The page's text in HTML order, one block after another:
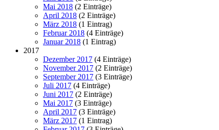
Mai 2018 (2 Einträge)
April 2018 (2 Einträge)
März 2018 (1 Eintrag)
Februar 2018 (4 Einträge)
Januar 2018 (1 Eintrag)
2017
Dezember 2017 (4 Einträge)
November 2017 (2 Einträge)
September 2017 (3 Einträge)
Juli 2017 (4 Einträge)
Juni 2017 (2 Einträge)
Mai 2017 (3 Einträge)
April 2017 (3 Einträge)
März 2017 (1 Eintrag)